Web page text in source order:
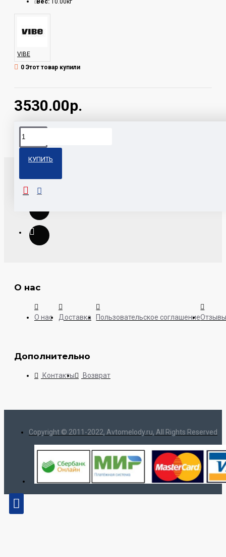
3530.00р.
Вес: 10.00кг
VIBE
0 Этот товар купили
КУПИТЬ
Теги:
О нас
О нас Доставка Пользовательское соглашение
Дополнительно
Контакты Возврат
Copyright © 2011-2022, Avtomelody.ru, All Rights Reserved